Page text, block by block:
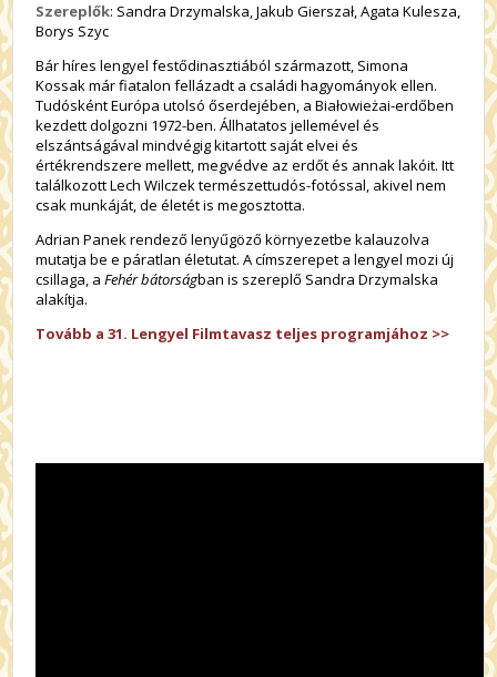
Szereplők: Sandra Drzymalska, Jakub Gierszał, Agata Kulesza,
Borys Szyc
Bár híres lengyel festődinasztiából származott, Simona
Kossak már fiatalon fellázadt a családi hagyományok ellen.
Tudósként Európa utolsó őserdejében, a Białowieżai-erdőben
kezdett dolgozni 1972-ben. Állhatatos jellemével és
elszántságával mindvégig kitartott saját elvei és
értékrendszere mellett, megvédve az erdőt és annak lakóit. Itt
találkozott Lech Wilczek természettudós-fotóssal, akivel nem
csak munkáját, de életét is megosztotta.
Adrian Panek rendező lenyűgöző környezetbe kalauzolva
mutatja be e páratlan életutat. A címszerepet a lengyel mozi új
csillaga, aFehér bátorságban is szereplő Sandra Drzymalska
alakítja.
Tovább a 31. Lengyel Filmtavasz teljes programjához >>